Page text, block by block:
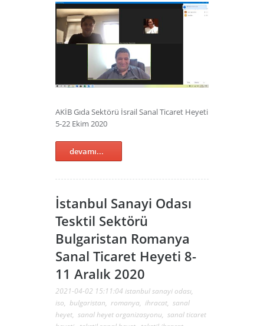
AKİB Gıda Sektörü İsrail Sanal Ticaret Heyeti
5-22 Ekim 2020
devamı...
İstanbul Sanayi Odası
Tesktil Sektörü
Bulgaristan Romanya
Sanal Ticaret Heyeti 8-
11 Aralık 2020
2021-04-02 15:11:04 istanbul sanayi odası,
iso, bulgaristan, romanya, ihracat, sanal
heyet, sanal heyet organizasyonu, sanal ticaret